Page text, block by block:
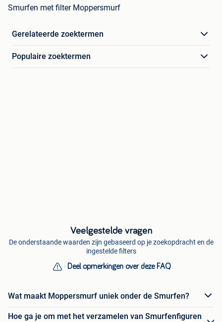
Smurfen met filter Moppersmurf
Gerelateerde zoektermen
Populaire zoektermen
Veelgestelde vragen
De onderstaande waarden zijn gebaseerd op je zoekopdracht en de
ingestelde filters
Deel opmerkingen over deze FAQ
Wat maakt Moppersmurf uniek onder de Smurfen?
Hoe ga je om met het verzamelen van Smurfenfiguren